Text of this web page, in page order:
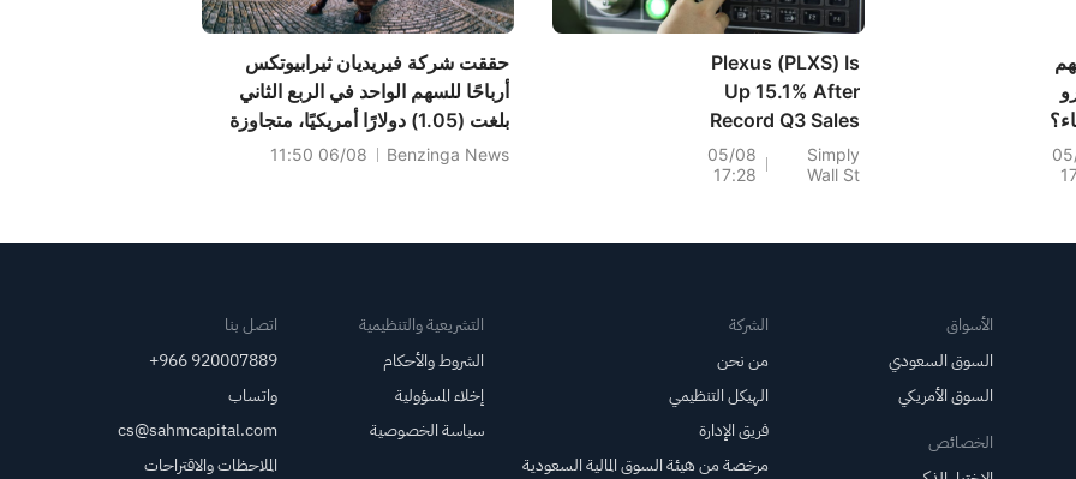
Plexus (PLXS) Is
Up 15.1% After
Record Q3 Sales
And Higher Q4
Guidance Has The
Simply
Wall St
05/08
17:28
حققت شركة فيريديان ثيرابيوتكس
أرباحًا للسهم الواحد في الربع الثاني
بلغت (1.05) دولارًا أمريكيًا، متجاوزة
التوقعات التي بلغت (1.02) دولارًا
Benzinga News
06/08 11:50
الأسواق
السوق السعودي
السوق الأمريكي
الخصائص
الشركة
من نحن
الهيكل التنظيمي
فريق الإدارة
مرخصة من هيئة السوق المالية السعودية
التشريعية والتنظيمية
الشروط والأحكام
إخلاء المسؤولية
سياسة الخصوصية
اتصل بنا
+966 920007889
واتساب
cs@sahmcapital.com
الملاحظات والاقتراحات